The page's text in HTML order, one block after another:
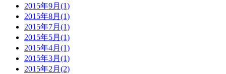
2015年9月(1)
2015年8月(1)
2015年7月(1)
2015年5月(1)
2015年4月(1)
2015年3月(1)
2015年2月(2)